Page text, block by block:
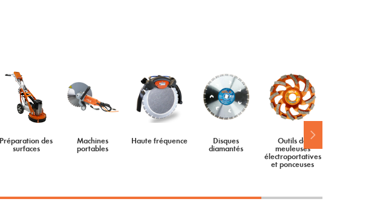
Préparation des
surfaces
Machines
portables
Haute fréquence
Disques
diamantés
Outils de
meuleuses
électroportatives
et ponceuses